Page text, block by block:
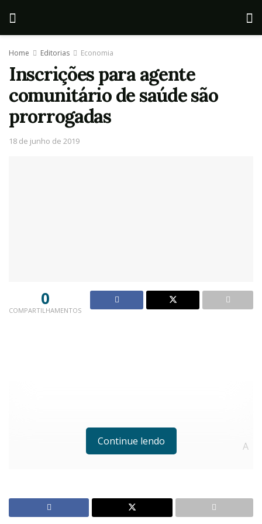
Home Editorias Economia
Inscrições para agente
comunitário de saúde são
prorrogadas
18 de junho de 2019
0
COMPARTILHAMENTOS
A
Continue lendo